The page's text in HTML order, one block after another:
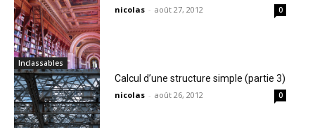
Inclassables
nicolas - août 27, 2012 0
Calcul d’une structure simple (partie 3)
nicolas - août 26, 2012 0